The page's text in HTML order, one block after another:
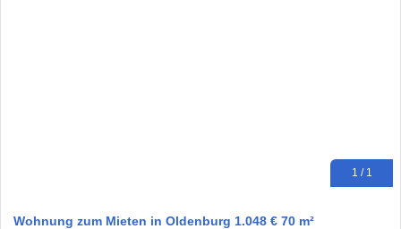
1 / 1
Wohnung zum Mieten in Oldenburg 1.048 € 70 m²